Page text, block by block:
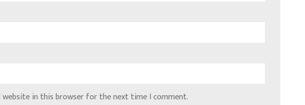
website in this browser for the next time I comment.